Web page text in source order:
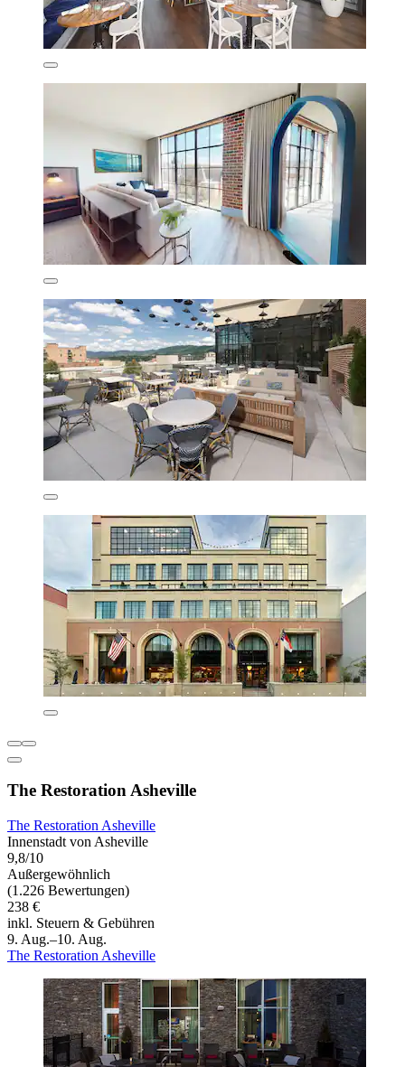
The Restoration Asheville
The Restoration Asheville
Innenstadt von Asheville
9,8/10
Außergewöhnlich
(1.226 Bewertungen)
238 €
inkl. Steuern & Gebühren
9. Aug.–10. Aug.
The Restoration Asheville